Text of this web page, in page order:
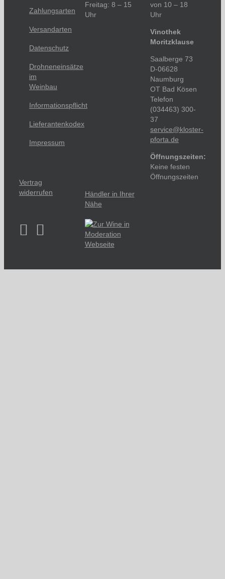
Zahlungsarten
Versandarten
Datenschutz
Drohneneinsätze
im
Weinbau
Informationspflicht
Lieferantenkodex
Impressum
Vertrag
widerrufen
Freitag: 8 – 15
Uhr
von 10 – 18
Uhr
Vinothek
Moritzklause
Saalberge 73
D-06628
Naumburg
OT Bad Kösen
Telefon
(034463) 300-
37
service@kloster-
pforta.de
Öffnungszeiten:
Keine festen
Öffnungszeiten
Händler in Ihrer
Nähe